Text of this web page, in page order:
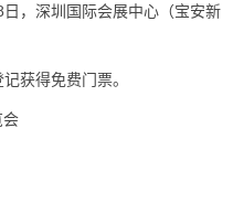
，深圳国际会展中心（宝安新
获得免费门票。
会